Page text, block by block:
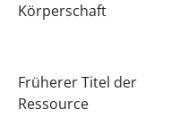
Körperschaft
Früherer Titel der
Ressource